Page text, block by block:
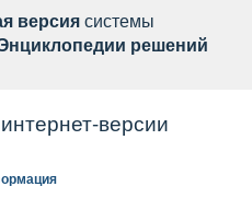
версиясистемы
решений
версии